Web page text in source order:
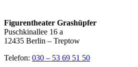
Figurentheater Grashüpfer
Puschkinallee 16 a
12435 Berlin – Treptow
Telefon: 030 – 53 69 51 50